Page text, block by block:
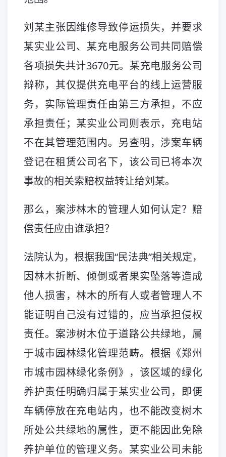
刘某主张因维修导致停运损失，并要求
某实业公司、某充电服务公司共同赔偿
各项损失共计3670元。某充电服务公司
辩称，其仅提供充电平台的线上运营服
务，实际管理责任由第三方承担，不应
承担责任；某实业公司则表示，充电站
不在其管理范围内。另查明，涉案车辆
登记在租赁公司名下，该公司已将本次
事故的相关索赔权益转让给刘某。
那么，案涉林木的管理人如何认定？赔
偿责任应由谁承担？
法院认为，根据我国“民法典”相关规定，
因林木折断、倾倒或者果实坠落等造成
他人损害，林木的所有人或者管理人不
能证明自己没有过错的，应当承担侵权
责任。案涉树木位于道路公共绿地，属
于城市园林绿化管理范畴。根据《郑州
市城市园林绿化条例》，该区域的绿化
养护责任明确归属于某实业公司，即便
车辆停放在充电站内，也不能改变树木
所处公共绿地的属性，更不能因此免除
养护单位的管理义务。某实业公司未能